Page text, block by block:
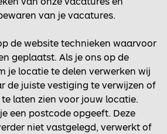
van je vacatures.
de website technieken waarvoor
geplaatst. Als je ons op de
je locatie te delen verwerken wij
de juiste vestiging te verwijzen of
laten zien voor jouw locatie.
een postcode opgeeft. Deze
niet vastgelegd, verwerkt of